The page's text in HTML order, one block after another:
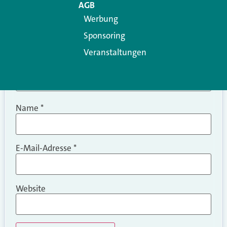
Name *
E-Mail-Adresse *
Website
AGB
Werbung
Sponsoring
Veranstaltungen